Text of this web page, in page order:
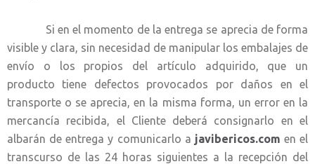
Si en el momento de la entrega se aprecia de forma
visible y clara, sin necesidad de manipular los embalajes de
envío o los propios del artículo adquirido, que un
producto tiene defectos provocados por daños en el
transporte o se aprecia, en la misma forma, un error en la
mercancía recibida, el Cliente deberá consignarlo en el
albarán de entrega y comunicarlo a javibericos.com en el
transcurso de las 24 horas siguientes a la recepción del